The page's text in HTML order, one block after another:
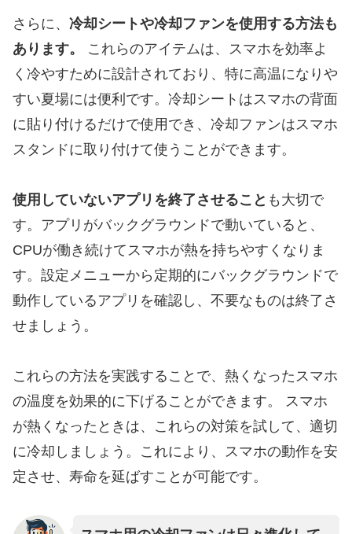
さらに、 冷却シートや冷却ファンを使用する方法も
あります。
これらのアイテムは、スマホを効率よ
く冷やすために設計されており、特に高温になりや
すい夏場には便利です。冷却シートはスマホの背面
に貼り付けるだけで使用でき、冷却ファンはスマホ
スタンドに取り付けて使うことができます。
使用していないアプリを終了させること も大切で
す。アプリがバックグラウンドで動いていると、
CPUが働き続けてスマホが熱を持ちやすくなりま
す。設定メニューから定期的にバックグラウンドで
動作しているアプリを確認し、不要なものは終了さ
せましょう。
これらの方法を実践することで、熱くなったスマホ
の温度を効果的に下げることができます。 スマホ
が熱くなったときは、これらの対策を試して、適切
に冷却しましょう。これにより、スマホの動作を安
定させ、寿命を延ばすことが可能です。